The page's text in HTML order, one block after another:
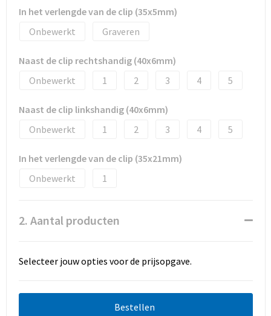
Fietstassen
Reistassen
In het verlengde van de clip (35x5mm)
Onbewerkt
Graveren
Naast de clip rechtshandig (40x6mm)
Onbewerkt
1 2 3 4 5
Naast de clip linkshandig (40x6mm)
Onbewerkt
1 2 3 4 5
In het verlengde van de clip (35x21mm)
Onbewerkt
1
2. Aantal producten
Selecteer jouw opties voor de prijsopgave.
Bestellen